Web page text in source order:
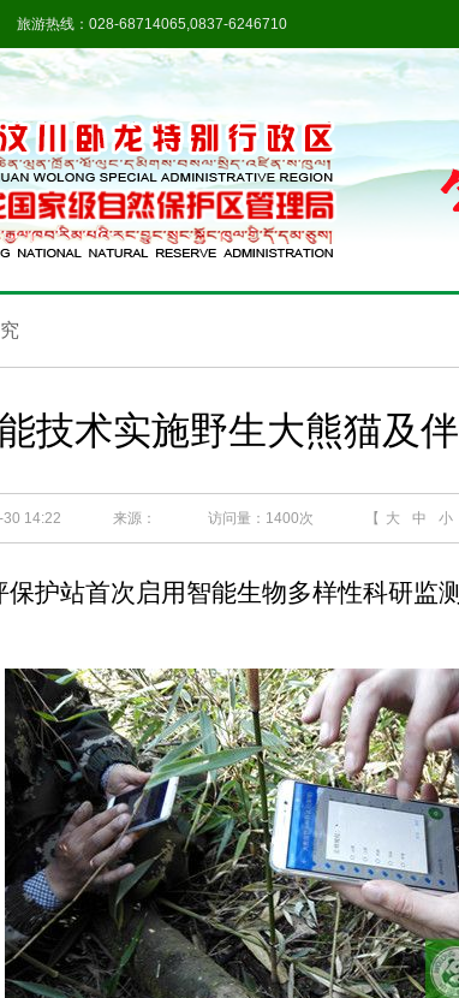
旅游热线：028-68714065,0837-6246710
技术实施野生大熊猫及
14:22 来源： 访问量： 1400次 【 大 中 小
保护站首次启用智能生物多样性科研监